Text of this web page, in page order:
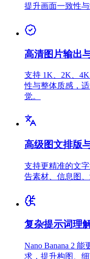
提升画面一致性与
高清图片输出
支持 1K、2K、
性与整体质感，
觉。
高级图文排版
支持更精准的文
告素材、信息图
复杂提示词理
Nano Banana 2
求，提升构图、